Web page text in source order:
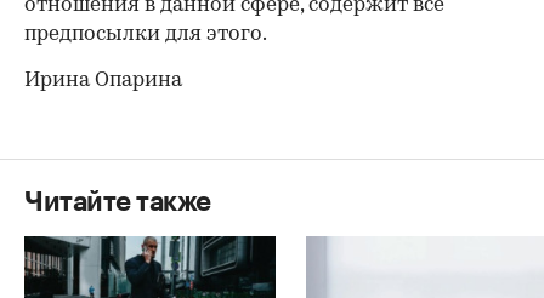
отношения в данной сфере, содержит все
предпосылки для этого.
Ирина Опарина
Читайте также